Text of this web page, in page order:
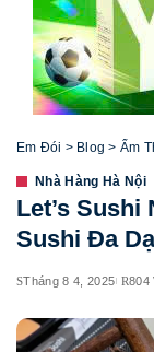
Em Đói > Blog > Ẩm
Nhà Hàng Hà Nội
Let’s
Sushi Đa
Tháng 8 4, 2025 804